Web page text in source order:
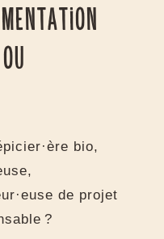
bio,
de projet
?